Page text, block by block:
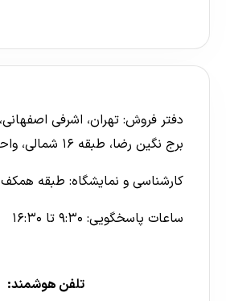
دفتر فروش: تهران، اشرفی
برج نگین رضا، طبقه ۱۶ شمالی، واحد ۱۶۰۲
کارشناسی و نمایشگاه: طبقه
ساعات پاسخگویی: ۹:۳۰ تا ۱۶:۳۰
تلفن هوشمند: